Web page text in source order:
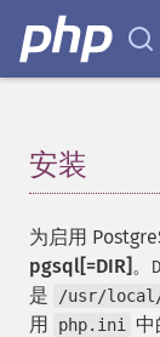
安装
为启用
pgsql[=DIR]。
是
/usr/
用
php.ini 中